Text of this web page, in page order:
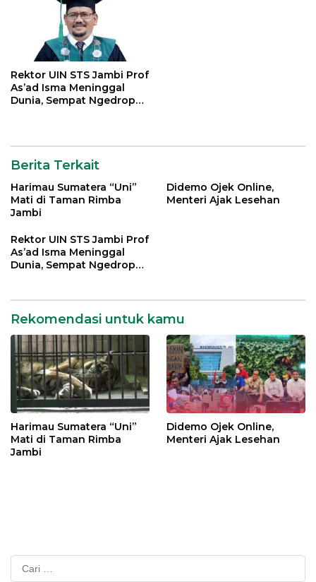
Rektor UIN STS Jambi Prof
As’ad Isma Meninggal
Dunia, Sempat Ngedrop
Berita Terkait
Harimau Sumatera “Uni”
Mati di Taman Rimba
Jambi
Didemo Ojek Online,
Menteri Ajak Lesehan
Rektor UIN STS Jambi Prof
As’ad Isma Meninggal
Dunia, Sempat Ngedrop
Rekomendasi untuk kamu
Harimau Sumatera “Uni”
Mati di Taman Rimba
Jambi
Didemo Ojek Online,
Menteri Ajak Lesehan